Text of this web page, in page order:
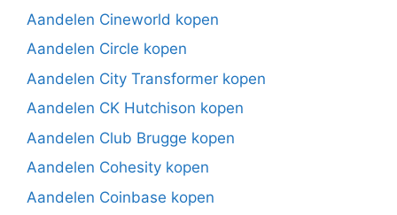
Aandelen Cineworld kopen
Aandelen Circle kopen
Aandelen City Transformer kopen
Aandelen CK Hutchison kopen
Aandelen Club Brugge kopen
Aandelen Cohesity kopen
Aandelen Coinbase kopen